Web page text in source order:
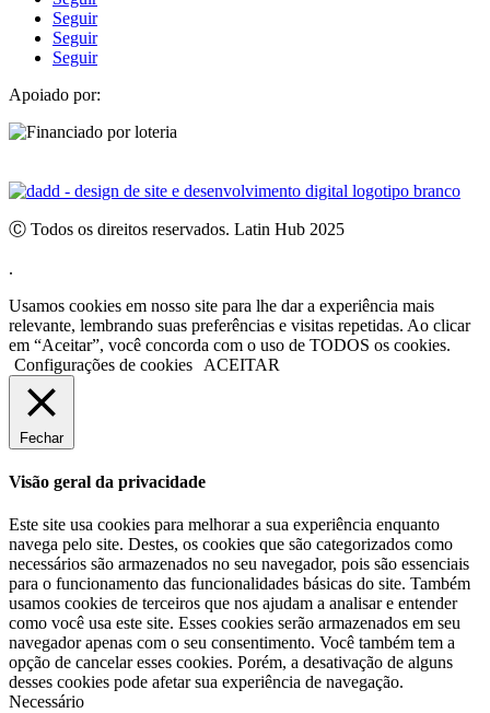
Seguir
Seguir
Seguir
Apoiado por:
Ⓒ Todos os direitos reservados. Latin Hub 2025
.
Usamos cookies em nosso site para lhe dar a experiência mais
relevante, lembrando suas preferências e visitas repetidas. Ao clicar
em “Aceitar”, você concorda com o uso de TODOS os cookies.
Configurações de cookies
ACEITAR
Fechar
Visão geral da privacidade
Este site usa cookies para melhorar a sua experiência enquanto
navega pelo site. Destes, os cookies que são categorizados como
necessários são armazenados no seu navegador, pois são essenciais
para o funcionamento das funcionalidades básicas do site. Também
usamos cookies de terceiros que nos ajudam a analisar e entender
como você usa este site. Esses cookies serão armazenados em seu
navegador apenas com o seu consentimento. Você também tem a
opção de cancelar esses cookies. Porém, a desativação de alguns
desses cookies pode afetar sua experiência de navegação.
Necessário